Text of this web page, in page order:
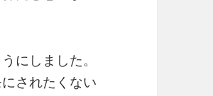
にしました。
されたくない